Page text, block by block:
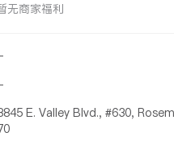
无商家福利
E. Valley Blvd., #630,